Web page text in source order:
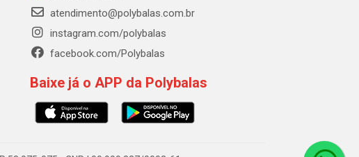
atendimento@polybalas.com.br
instagram.com/polybalas
facebook.com/Polybalas
Baixe já o APP da Polybalas